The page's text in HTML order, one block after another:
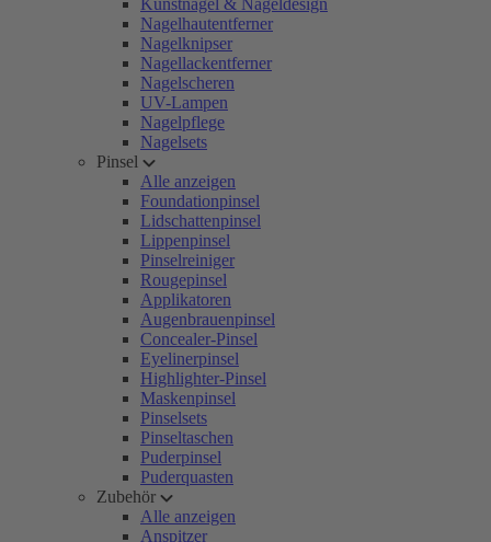
Kunstnägel & Nageldesign
Nagelhautentferner
Nagelknipser
Nagellackentferner
Nagelscheren
UV-Lampen
Nagelpflege
Nagelsets
Pinsel
Alle anzeigen
Foundationpinsel
Lidschattenpinsel
Lippenpinsel
Pinselreiniger
Rougepinsel
Applikatoren
Augenbrauenpinsel
Concealer-Pinsel
Eyelinerpinsel
Highlighter-Pinsel
Maskenpinsel
Pinselsets
Pinseltaschen
Puderpinsel
Puderquasten
Zubehör
Alle anzeigen
Anspitzer